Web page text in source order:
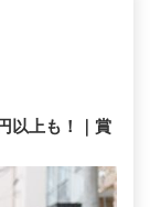
以上も！｜賞